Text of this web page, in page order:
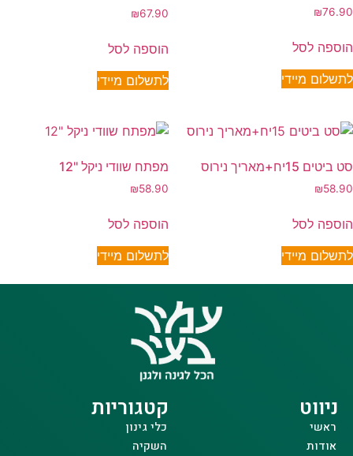
₪76.90
הוספה לסל
לתשלום מיידי
₪67.90
הוספה לסל
לתשלום מיידי
סט ביטים 15יח+מאריך נירוס
₪58.90
הוספה לסל
לתשלום מיידי
מפתח שוודי ניקל "12
₪58.90
הוספה לסל
לתשלום מיידי
ניווט
ראשי
אודות
קטגוריות
כלי גינון
השקיה